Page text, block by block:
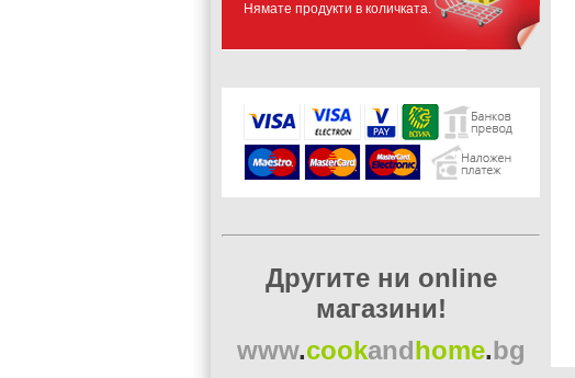
Нямате продукти в количката.
Другите ни online
магазини!
www.cookandhome.bg